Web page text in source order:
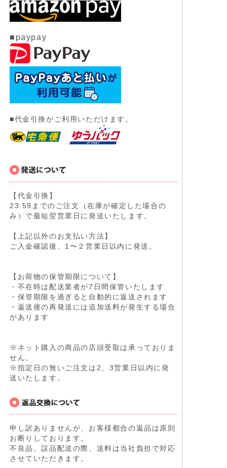
■paypay
■代金引換がご利用いただけます。
【代金引換】
23:59までのご注文（在庫が確定した場合の
み）で最短翌営業日に発送いたします。
【上記以外のお支払い方法】
ご入金確認後、1〜２営業日以内に発送。
【お荷物の保管期限について】
・不在時は配送業者が7日間保管いたします
・保管期限を過ぎると自動的に返送されます
・返送後の再発送には追加送料が発生する場合
があります
※ネット購入の商品の店頭受取は承っておりま
せん。
※指定日の無いご注文は2、3営業日以内に発
送いたします。
申し訳ありませんが、お客様都合の返品は原則
お断りしております。
不良品、誤品配送の際、送料は当社負担で対応
させていただきます。